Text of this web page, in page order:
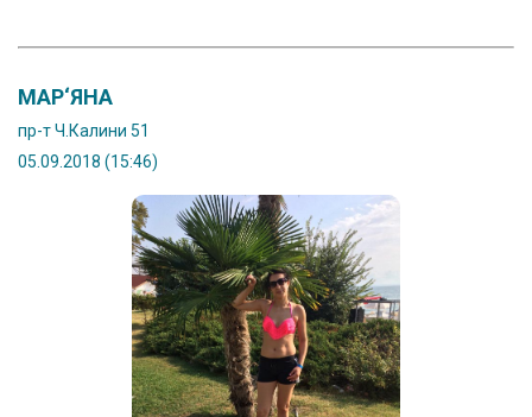
МАР‘ЯНА
пр-т Ч.Калини 51
05.09.2018 (15:46)